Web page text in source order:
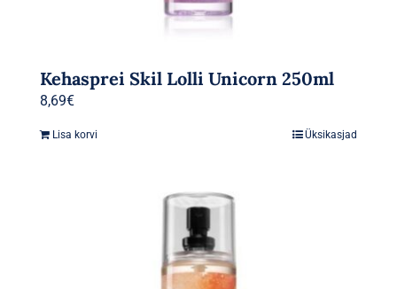
Kehasprei Skil Lolli Unicorn 250ml
8,69€
Lisa korvi Üksikasjad